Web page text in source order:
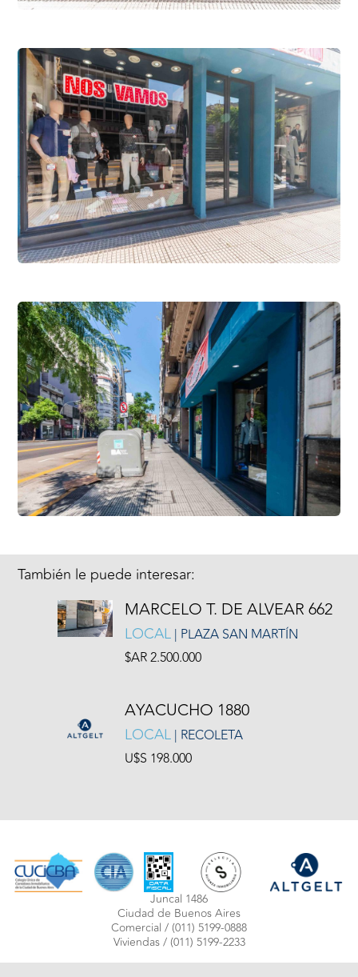
También le puede interesar:
MARCELO T. DE ALVEAR 662
LOCAL | PLAZA SAN MARTÍN
$AR 2.500.000
AYACUCHO 1880
LOCAL | RECOLETA
U$S 198.000
Juncal 1486
Ciudad de Buenos Aires
Comercial /(011) 5199-0888
Viviendas /(011) 5199-2233